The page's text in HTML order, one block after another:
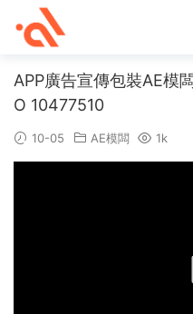
APP廣告宣傳包裝AE模
O 10477510
10-05 AE模闆 1k